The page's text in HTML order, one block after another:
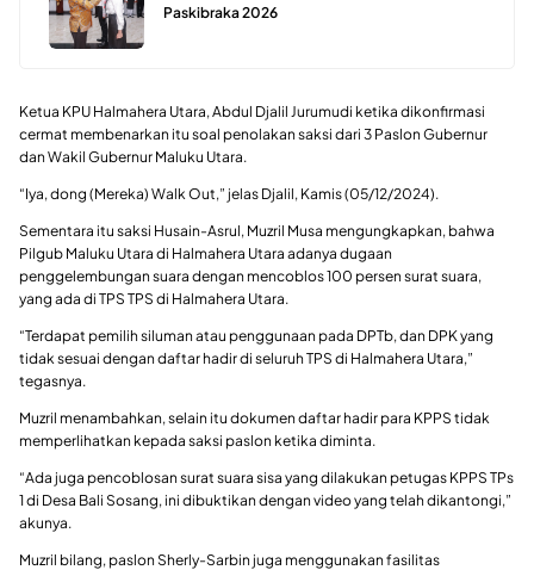
Paskibraka 2026
Ketua KPU Halmahera Utara, Abdul Djalil Jurumudi ketika dikonfirmasi
cermat membenarkan itu soal penolakan saksi dari 3 Paslon Gubernur
dan Wakil Gubernur Maluku Utara.
“Iya, dong (Mereka) Walk Out,” jelas Djalil, Kamis (05/12/2024).
Sementara itu saksi Husain-Asrul, Muzril Musa mengungkapkan, bahwa
Pilgub Maluku Utara di Halmahera Utara adanya dugaan
penggelembungan suara dengan mencoblos 100 persen surat suara,
yang ada di TPS TPS di Halmahera Utara.
“Terdapat pemilih siluman atau penggunaan pada DPTb, dan DPK yang
tidak sesuai dengan daftar hadir di seluruh TPS di Halmahera Utara,”
tegasnya.
Muzril menambahkan, selain itu dokumen daftar hadir para KPPS tidak
memperlihatkan kepada saksi paslon ketika diminta.
“Ada juga pencoblosan surat suara sisa yang dilakukan petugas KPPS TPs
1 di Desa Bali Sosang, ini dibuktikan dengan video yang telah dikantongi,”
akunya.
Muzril bilang, paslon Sherly-Sarbin juga menggunakan fasilitas